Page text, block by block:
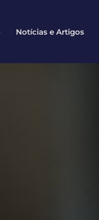
Notícias e Artigos